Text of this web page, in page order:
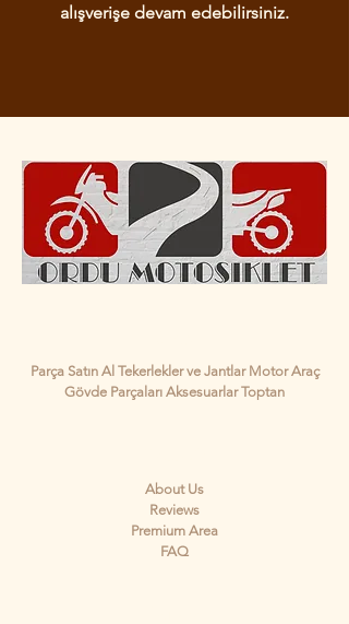
alışverişe devam edebilirsiniz.
Parça Satın Al Tekerlekler ve Jantlar Motor Araç
Gövde Parçaları Aksesuarlar Toptan
About Us
Reviews
Premium Area
FAQ